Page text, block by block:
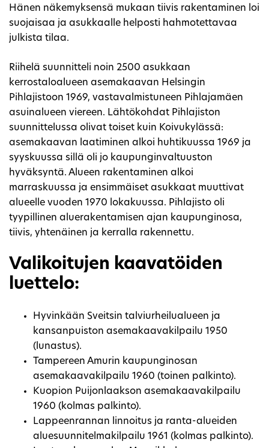
Hänen näkemyksensä mukaan tiivis rakentaminen loi
suojaisaa ja asukkaalle helposti hahmotettavaa
julkista tilaa.
Riihelä suunnitteli noin 2500 asukkaan
kerrostaloalueen asemakaavan Helsingin
Pihlajistoon 1969, vastavalmistuneen Pihlajamäen
asuinalueen viereen. Lähtökohdat Pihlajiston
suunnittelussa olivat toiset kuin Koivukylässä:
asemakaavan laatiminen alkoi huhtikuussa 1969 ja
syyskuussa sillä oli jo kaupunginvaltuuston
hyväksyntä. Alueen rakentaminen alkoi
marraskuussa ja ensimmäiset asukkaat muuttivat
alueelle vuoden 1970 lokakuussa. Pihlajisto oli
tyypillinen aluerakentamisen ajan kaupunginosa,
tiivis, yhtenäinen ja kerralla rakennettu.
Valikoitujen kaavatöiden
luettelo:
Hyvinkään Sveitsin talviurheilualueen ja
kansanpuiston asemakaavakilpailu 1950
(lunastus).
Tampereen Amurin kaupunginosan
asemakaavakilpailu 1960 (toinen palkinto).
Kuopion Puijonlaakson asemakaavakilpailu
1960 (kolmas palkinto).
Lappeenrannan linnoitus ja ranta-alueiden
aluesuunnitelmakilpailu 1961 (kolmas palkinto).